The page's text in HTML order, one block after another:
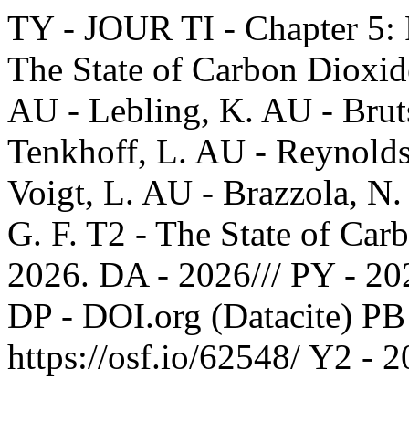
TY - JOUR TI - Chapter 5:
The State of Carbon
AU - Lebling, K. AU -
Tenkhoff, L. AU -
Voigt, L. AU - Brazzola,
G. F. T2 - The State of
2026. DA - 2026/// PY -
DP - DOI.org (Datacite)
https://osf.io/62548/ Y2 -